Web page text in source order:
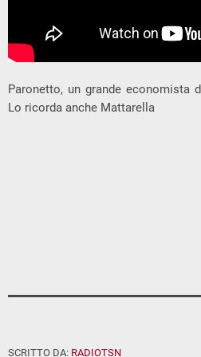
Paronetto, un grande economista
Lo ricorda anche Mattarella
SCRITTO DA: RADIOTSN